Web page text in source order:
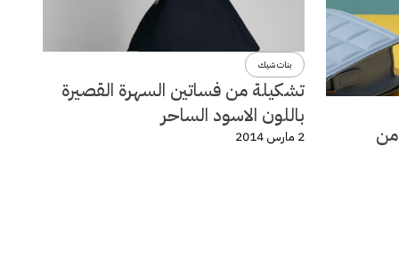
وصيف 2014 من
بنات شيك
تشكيلة من فساتين السهرة القصيرة
باللون الاسود الساحر
2 مارس 2014